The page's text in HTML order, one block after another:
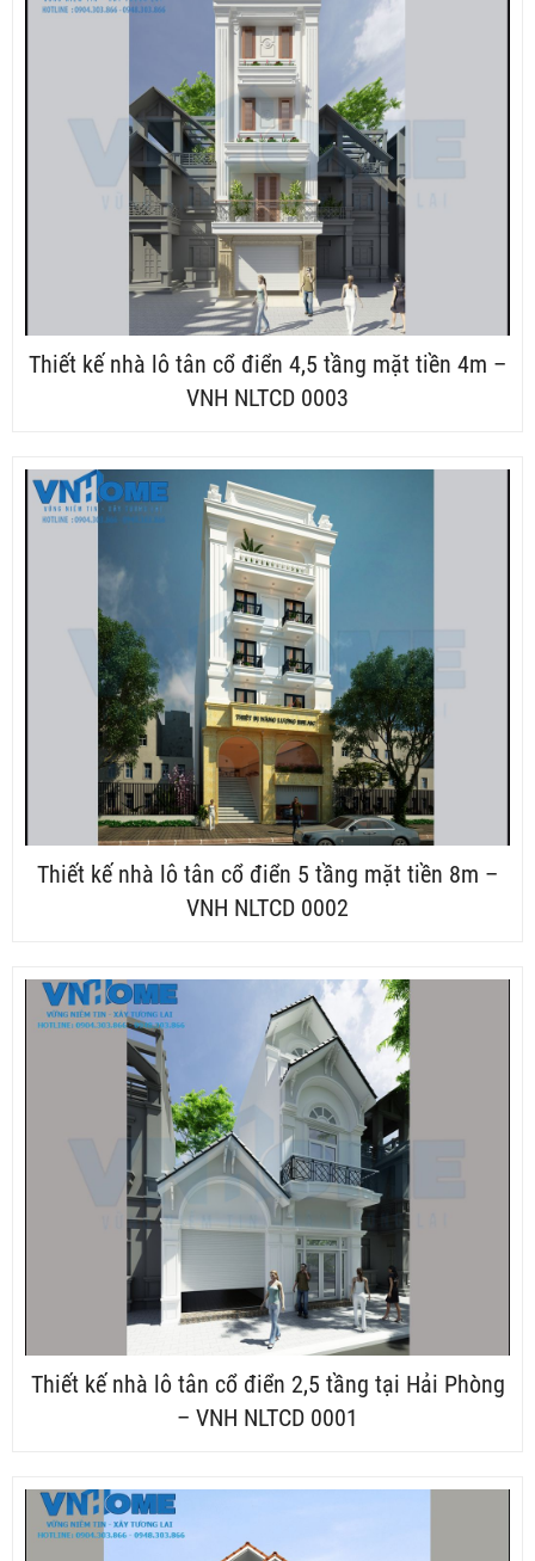
Thiết kế nhà lô tân cổ điển 4,5 tầng mặt tiền 4m –
VNH NLTCD 0003
Thiết kế nhà lô tân cổ điển 5 tầng mặt tiền 8m –
VNH NLTCD 0002
Thiết kế nhà lô tân cổ điển 2,5 tầng tại Hải Phòng
– VNH NLTCD 0001